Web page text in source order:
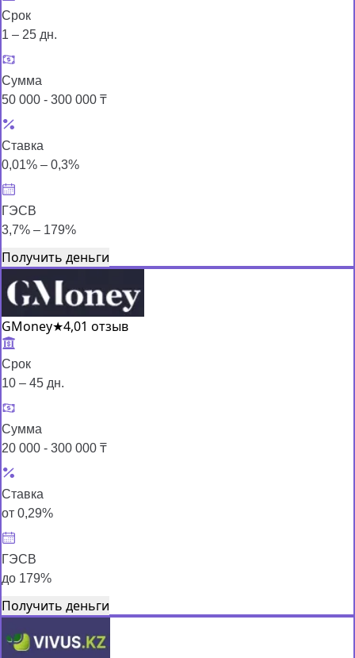
Срок
1 – 25 дн.
Сумма
50 000 - 300 000 ₸
Ставка
0,01% – 0,3%
ГЭСВ
3,7% – 179%
Получить деньги
GMoney★4,01 отзыв
Срок
10 – 45 дн.
Сумма
20 000 - 300 000 ₸
Ставка
от 0,29%
ГЭСВ
до 179%
Получить деньги